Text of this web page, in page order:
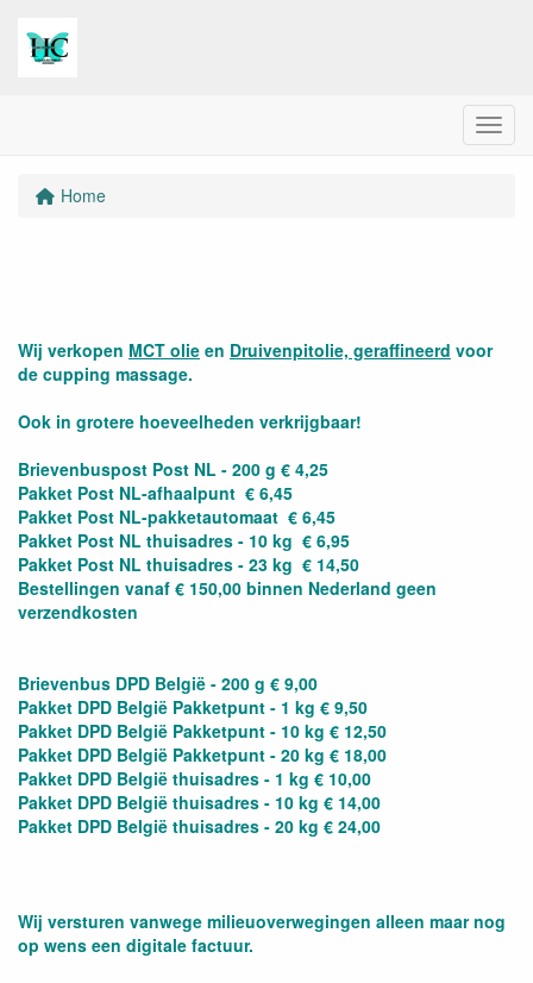
Menu
Home
Wij verkopen MCT olie en Druivenpitolie, geraffineerd voor
de cupping massage.
Ook in grotere hoeveelheden verkrijgbaar!
Brievenbuspost Post NL - 200 g € 4,25
Pakket Post NL-afhaalpunt € 6,45
Pakket Post NL-pakketautomaat € 6,45
Pakket Post NL thuisadres - 10 kg € 6,95
Pakket Post NL thuisadres - 23 kg € 14,50
Bestellingen vanaf € 150,00 binnen Nederland geen
verzendkosten
Brievenbus DPD België - 200 g € 9,00
Pakket DPD België Pakketpunt - 1 kg € 9,50
Pakket DPD België Pakketpunt - 10 kg € 12,50
Pakket DPD België Pakketpunt - 20 kg € 18,00
Pakket DPD België thuisadres - 1 kg € 10,00
Pakket DPD België thuisadres - 10 kg € 14,00
Pakket DPD België thuisadres - 20 kg € 24,00
Wij versturen vanwege milieuoverwegingen alleen maar nog
op wens een digitale factuur.